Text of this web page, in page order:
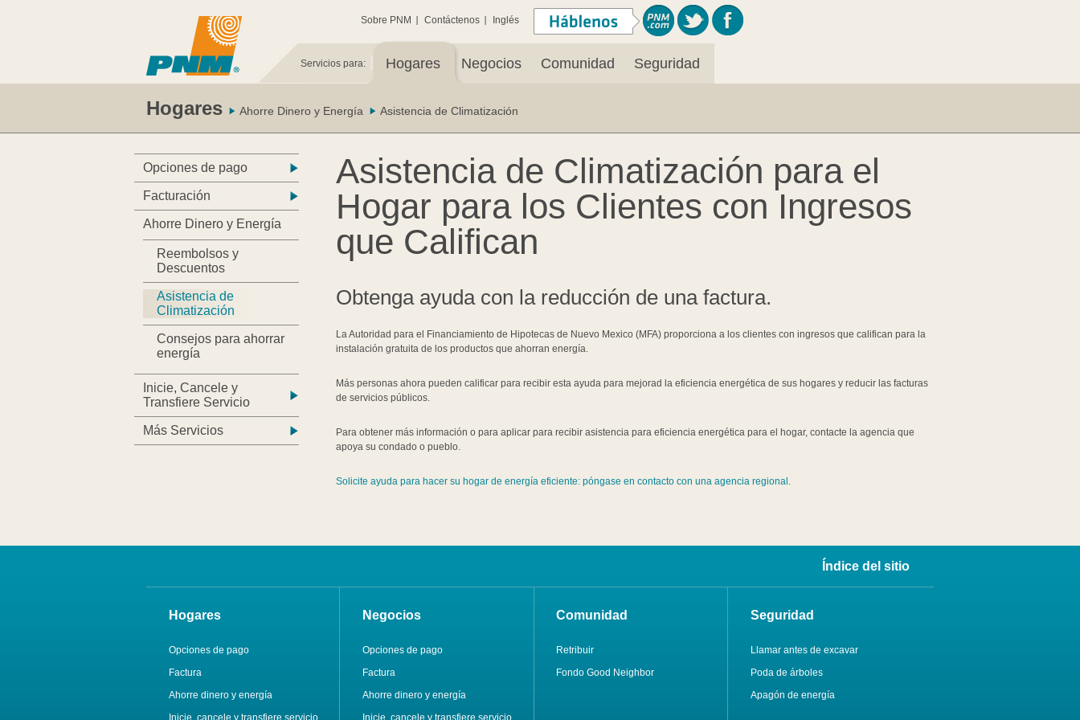
Sobre PNM Contáctenos Inglés
Servicios para: Hogares Negocios Comunidad Seguridad
Hogares Ahorre Dinero y Energía Asistencia de Climatización
Opciones de pago
Facturación
Ahorre Dinero y Energía
Reembolsos y
Descuentos
Asistencia de
Climatización
Consejos para ahorrar
energía
Inicie, Cancele y
Transfiere Servicio
Más Servicios
Asistencia de Climatización para el
Hogar para los Clientes con Ingresos
que Califican
Obtenga ayuda con la reducción de una factura.
La Autoridad para el Financiamiento de Hipotecas de Nuevo Mexico (MFA) proporciona a los clientes con ingresos que califican para la
instalación gratuita de los productos que ahorran energía.
Más personas ahora pueden calificar para recibir esta ayuda para mejorad la eficiencia energética de sus hogares y reducir las facturas
de servicios públicos.
Para obtener más información o para aplicar para recibir asistencia para eficiencia energética para el hogar, contacte la agencia que
apoya su condado o pueblo.
Solicite ayuda para hacer su hogar de energía eficiente: póngase en contacto con una agencia regional.
Índice del sitio
Hogares
Opciones de pago
Factura
Ahorre dinero y energía
Negocios
Opciones de pago
Factura
Ahorre dinero y energía
Comunidad
Retribuir
Fondo Good Neighbor
Seguridad
Llamar antes de excavar
Poda de árboles
Apagón de energía